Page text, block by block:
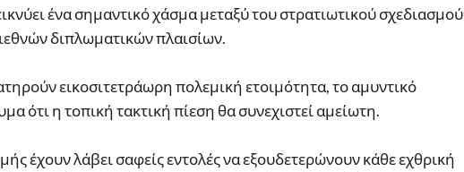
ένα σημαντικό χάσμα μεταξύ του στρατιωτικού σχεδιασμού
διπλωματικών πλαισίων.
εικοσιτετράωρη πολεμική ετοιμότητα, το αμυντικό
ότι η τοπική τακτική πίεση θα συνεχιστεί αμείωτη.
έχουν λάβει σαφείς εντολές να εξουδετερώνουν κάθε εχθρική